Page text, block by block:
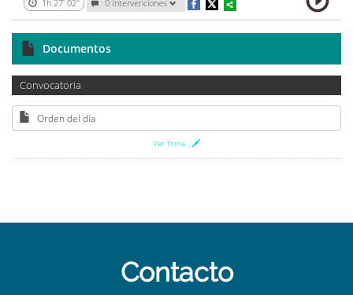
1h 27' 02'' 0 Intervenciones
Documentos
Convocatoria
Orden del día
Ver firma
Contacto